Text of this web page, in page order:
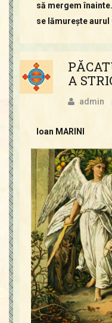
să mergem
se lămureşte aurul
A
admin
Ioan MARINI